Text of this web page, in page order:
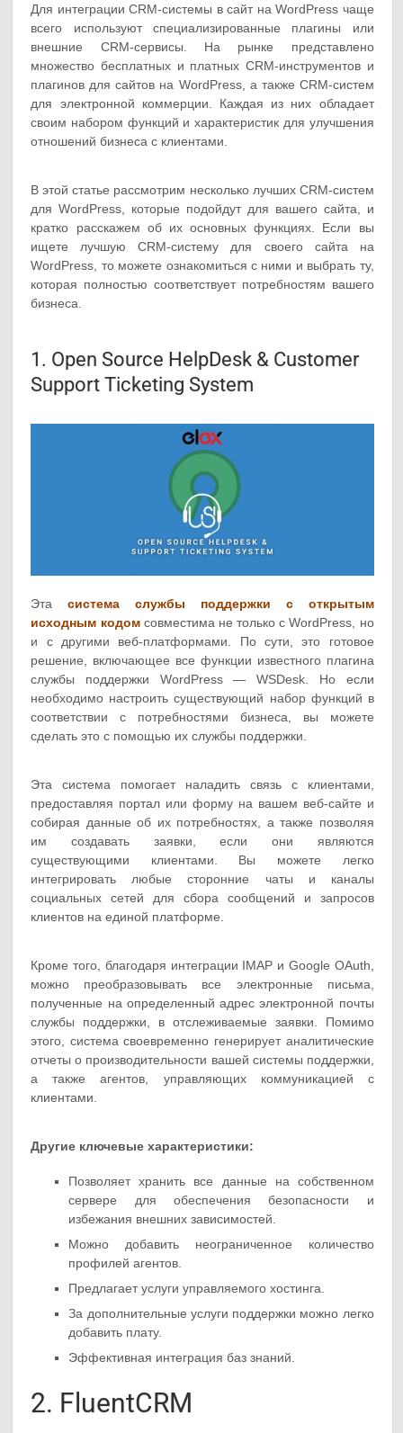
Для интеграции CRM-системы в сайт на WordPress чаще
всего используют специализированные плагины или
внешние CRM-сервисы. На рынке представлено
множество бесплатных и платных CRM-инструментов и
плагинов для сайтов на WordPress, а также CRM-систем
для электронной коммерции. Каждая из них обладает
своим набором функций и характеристик для улучшения
отношений бизнеса с клиентами.
В этой статье рассмотрим несколько лучших CRM-систем
для WordPress, которые подойдут для вашего сайта, и
кратко расскажем об их основных функциях. Если вы
ищете лучшую CRM-систему для своего сайта на
WordPress, то можете ознакомиться с ними и выбрать ту,
которая полностью соответствует потребностям вашего
бизнеса.
1. Open Source HelpDesk & Customer
Support Ticketing System
Этасистема службы поддержки с открытым
исходным кодомсовместима не только с WordPress, но
и с другими веб-платформами. По сути, это готовое
решение, включающее все функции известного плагина
службы поддержки WordPress — WSDesk. Но если
необходимо настроить существующий набор функций в
соответствии с потребностями бизнеса, вы можете
сделать это с помощью их службы поддержки.
Эта система помогает наладить связь с клиентами,
предоставляя портал или форму на вашем веб-сайте и
собирая данные об их потребностях, а также позволяя
им создавать заявки, если они являются
существующими клиентами. Вы можете легко
интегрировать любые сторонние чаты и каналы
социальных сетей для сбора сообщений и запросов
клиентов на единой платформе.
Кроме того, благодаря интеграции IMAP и Google OAuth,
можно преобразовывать все электронные письма,
полученные на определенный адрес электронной почты
службы поддержки, в отслеживаемые заявки. Помимо
этого, система своевременно генерирует аналитические
отчеты о производительности вашей системы поддержки,
а также агентов, управляющих коммуникацией с
клиентами.
Другие ключевые характеристики:
Позволяет хранить все данные на собственном
сервере для обеспечения безопасности и
избежания внешних зависимостей.
Можно добавить неограниченное количество
профилей агентов.
Предлагает услуги управляемого хостинга.
За дополнительные услуги поддержки можно легко
добавить плату.
Эффективная интеграция баз знаний.
2. FluentCRM